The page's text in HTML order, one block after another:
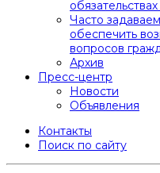
Часто
обеспечить
вопросов
Архив
Пресс-центр
Новости
Объявления
Контакты
Поиск по сайту